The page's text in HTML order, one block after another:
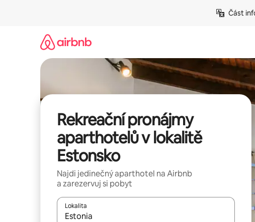
Část
Rekreační pronájmy
aparthotelů v lokalitě
Estonsko
Najdi jedinečný aparthotel na Airbnb
a zarezervuj si pobyt
Lokalita
Až budou výsledky k dispozici, můžeš si je procházet